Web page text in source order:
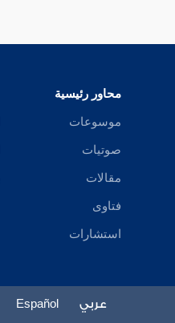
محاور رئيسية
موسوعات
صوتيات
مقالات
فتاوى
استشارات
عربي Español